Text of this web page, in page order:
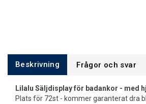
Beskrivning Frågor och svar
Lilalu Säljdisplay för badankor - med
Plats för 72st - kommer garanterat dra